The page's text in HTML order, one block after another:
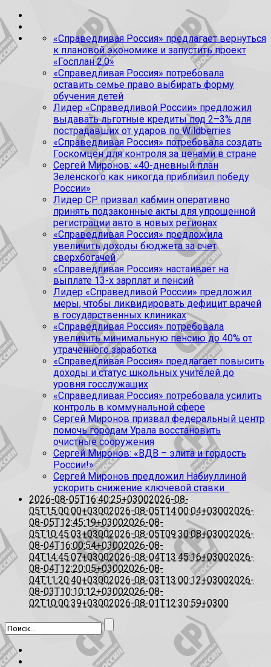
«Справедливая Россия» предлагает вернуться
к плановой экономике и запустить проект
«Госплан 2.0»
«Справедливая Россия» потребовала
оставить семье право выбирать форму
обучения детей
Лидер «Справедливой России» предложил
выдавать льготные кредиты под 2–3% для
пострадавших от ударов по Wildberries
«Справедливая Россия» потребовала создать
Госкомцен для контроля за ценами в стране
Сергей Миронов: «40-дневный план
Зеленского как никогда приблизил победу
России»
Лидер СР призвал кабмин оперативно
принять подзаконные акты для упрощенной
регистрации авто в новых регионах
«Справедливая Россия» предложила
увеличить доходы бюджета за счет
сверхбогачей
«Справедливая Россия» настаивает на
выплате 13-х зарплат и пенсий
Лидер «Справедливой России» предложил
меры, чтобы ликвидировать дефицит врачей
в государственных клиниках
«Справедливая Россия» потребовала
увеличить минимальную пенсию до 40% от
утраченного заработка
«Справедливая Россия» предлагает повысить
доходы и статус школьных учителей до
уровня госслужащих
«Справедливая Россия» потребовала усилить
контроль в коммунальной сфере
Сергей Миронов призвал федеральный центр
помочь городам Урала восстановить
очистные сооружения
Сергей Миронов: «ВДВ – элита и гордость
России!»
Сергей Миронов предложил Набиуллиной
ускорить снижение ключевой ставки
2026-08-05T16:40:25+03002026-08-
05T15:00:00+03002026-08-05T14:00:04+03002026-
08-05T12:45:19+03002026-08-
05T10:45:03+03002026-08-05T09:30:08+03002026-
08-04T16:00:54+03002026-08-
04T14:45:07+03002026-08-04T13:45:16+03002026-
08-04T12:20:05+03002026-08-
04T11:20:40+03002026-08-03T13:00:12+03002026-
08-03T10:10:12+03002026-08-
02T10:00:39+03002026-08-01T12:30:59+0300